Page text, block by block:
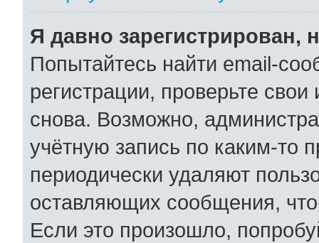
Я давно зарегистрирован,
Попытайтесь найти email-
регистрации, проверьте
снова. Возможно,
учётную запись по каким-то
периодически удаляют
оставляющих сообщения,
Если это произошло,